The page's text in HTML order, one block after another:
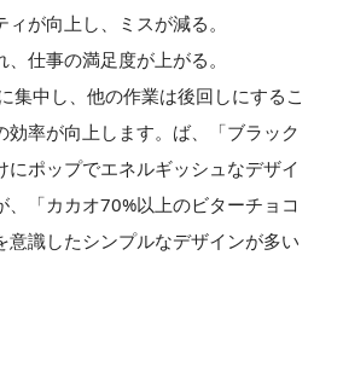
ィが向上し、ミスが減る。
、仕事の満足度が上がる。
集中し、他の作業は後回しにするこ
効率が向上します。ば、「ブラック
にポップでエネルギッシュなデザイ
、「カカオ70%以上のビターチョコ
意識したシンプルなデザインが多い